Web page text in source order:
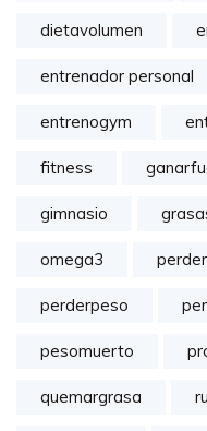
dietavolumen
entrenador personal
entrenogym
fitness
gimnasio
omega3
perderpeso
pesomuerto
quemargrasa